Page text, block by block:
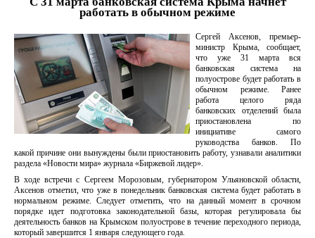
работать в обычном режиме
Сергей Аксенов, премьер-
министр Крыма, сообщает,
что уже 31 марта вся
банковская система на
полуострове будет работать в
обычном режиме. Ранее
работа целого ряда
банковских отделений была
приостановлена по
инициативе самого
руководства банков. По
какой причине они вынуждены были приостановить работу, узнавали аналитики
раздела «Новости мира» журнала «Биржевой лидер».
В ходе встречи с Сергеем Морозовым, губернатором Ульяновской области,
Аксенов отметил, что уже в понедельник банковская система будет работать в
нормальном режиме. Следует отметить, что на данный момент в срочном
порядке идет подготовка законодательной базы, которая регулировала бы
деятельность банков на Крымском полуострове в течение переходного периода,
который завершится 1 января следующего года.